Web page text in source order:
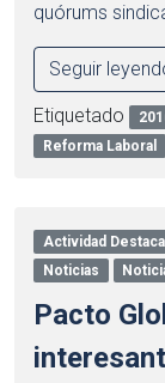
quórums
Seguir
Etiquetado
Reforma Laboral
Actividad
Noticias
Pacto